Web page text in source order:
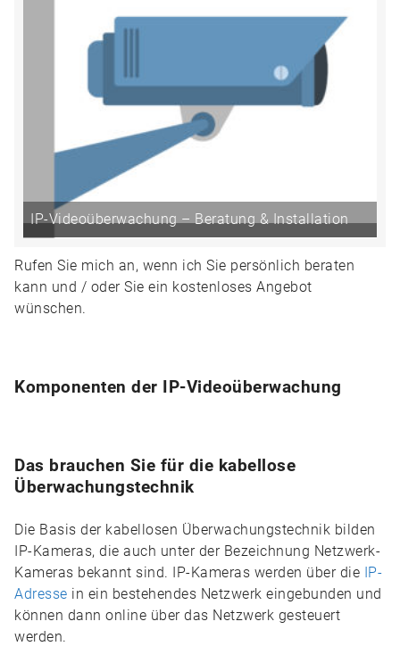
IP-Videoüberwachung – Beratung & Installation
Rufen Sie mich an, wenn ich Sie persönlich beraten
kann und / oder Sie ein kostenloses Angebot
wünschen.
Komponenten der IP-Videoüberwachung
Das brauchen Sie für die kabellose
Überwachungstechnik
Die Basis der kabellosen Überwachungstechnik bilden
IP-Kameras, die auch unter der Bezeichnung Netzwerk-
Kameras bekannt sind. IP-Kameras werden über die IP-
Adresse in ein bestehendes Netzwerk eingebunden und
können dann online über das Netzwerk gesteuert
werden.